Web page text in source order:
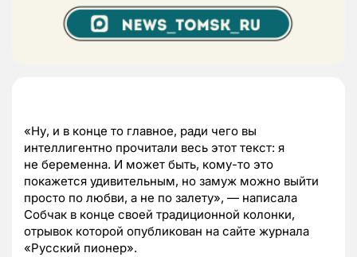
«Ну, и в конце то главное, ради чего вы
интеллигентно прочитали весь этот текст: я
не беременна. И может быть, кому-то это
покажется удивительным, но замуж можно выйти
просто по любви, а не по залету», — написала
Собчак в конце своей традиционной колонки,
отрывок которой опубликован на сайте журнала
«Русский пионер».